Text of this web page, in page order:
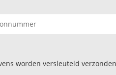
worden versleuteld